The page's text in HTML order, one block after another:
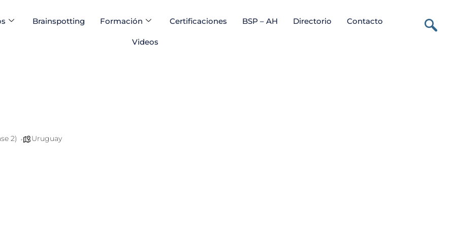
Brainspotting Formación Certificaciones BSP – AH Directorio Contacto
Videos
2) Uruguay